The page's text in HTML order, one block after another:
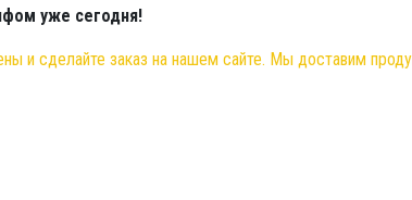
уже сегодня!
и сделайте заказ на нашем сайте. Мы доставим